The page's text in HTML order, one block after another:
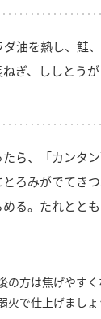
油を熱し、鮭
ぎ、ししとう
ら、「カンタ
ろみがでてき
る。たれとと
の方は焦げやす
火で仕上げましょ